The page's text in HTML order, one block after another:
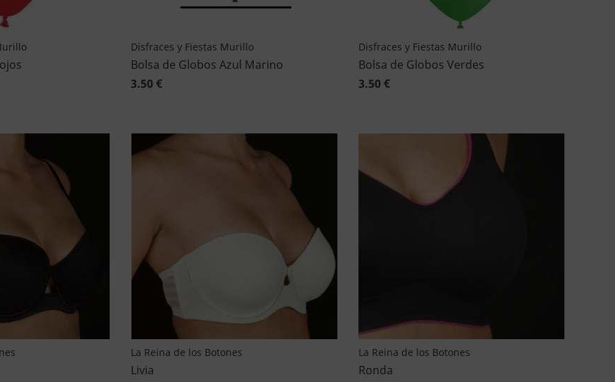
Disfraces y Fiestas Murillo
Bolsa de Globos Azul Marino
3.50 €
Disfraces y Fiestas Murillo
Bolsa de Globos Verdes
3.50 €
La Reina de los Botones
Livia
La Reina de los Botones
Ronda